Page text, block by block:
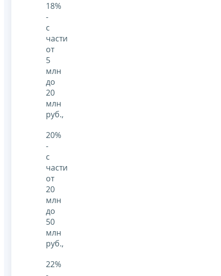
18%
-
с
части
от
5
млн
до
20
млн
руб.,
20%
-
с
части
от
20
млн
до
50
млн
руб.,
22%